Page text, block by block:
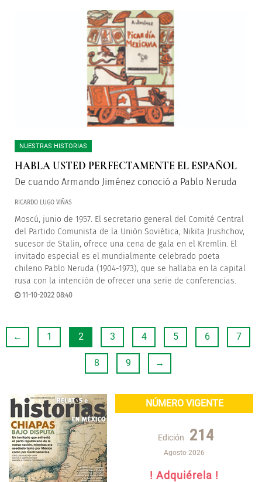
NUESTRAS HISTORIAS
HABLA USTED PERFECTAMENTE EL ESPAÑOL
De cuando Armando Jiménez conoció a Pablo Neruda
RICARDO LUGO VIÑAS
Moscú, junio de 1957. El secretario general del Comité Central
del Partido Comunista de la Unión Soviética, Nikita Jrushchov,
sucesor de Stalin, ofrece una cena de gala en el Kremlin. El
invitado especial es el mundialmente celebrado poeta
chileno Pablo Neruda (1904-1973), que se hallaba en la capital
rusa con la intención de ofrecer una serie de conferencias.
11-10-2022 08:40
← 1 2 3 4 5 6 7
8 9 →
NÚMERO VIGENTE
Edición 214
Agosto 2026
! Adquiérela !